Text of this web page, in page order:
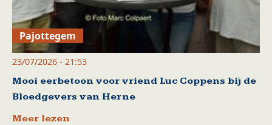
Pajottegem
23/07/2026 - 21:53
Mooi eerbetoon voor vriend Luc Coppens bij de
Bloedgevers van Herne
Meer lezen